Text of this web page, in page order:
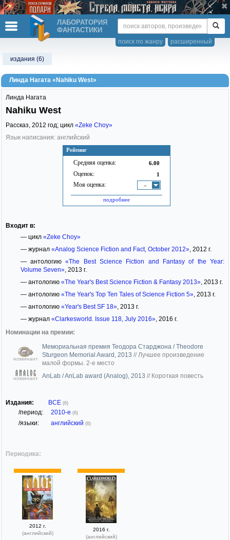
ЛАБОРАТОРИЯ
ФАНТАСТИКИ
расширенный
поиск по жанру
издания (6)
Линда Нагата «Nahiku West»
Рейтинг
Средняя оценка: 6.00
Оценок: 1
Моя оценка: -
подробнее
Линда Нагата
Nahiku West
Рассказ, 2012 год; цикл «Zeke Choy»
Язык написания: английский
Входит в:
— цикл «Zeke Choy»
— журнал «Analog Science Fiction and Fact, October 2012», 2012 г.
— антологию«The Best Science Fiction and Fantasy of the Year:
Volume Seven», 2013 г.
— антологию «The Year's Best Science Fiction & Fantasy 2013», 2013 г.
— антологию «The Year's Top Ten Tales of Science Fiction 5», 2013 г.
— антологию «Year's Best SF 18», 2013 г.
— журнал «Clarkesworld. Issue 118, July 2016», 2016 г.
Номинации на премии:
номинант
Мемориальная премия Теодора Старджона / Theodore
Sturgeon Memorial Award, 2013 // Лучшее произведение
малой формы. 2-е место
номинант AnLab / AnLab award (Analog), 2013 // Короткая повесть
Издания: ВСЕ (6)
/период: 2010-е (6)
/языки: английский (6)
Периодика:
2012 г.
(английский)
2016 г.
(английский)